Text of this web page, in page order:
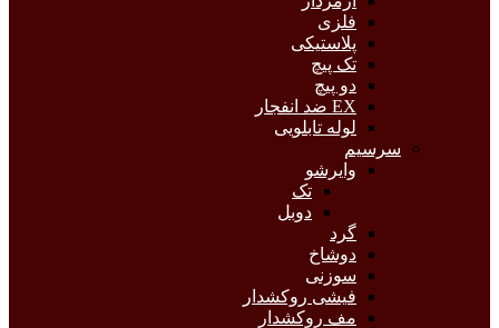
فلزی
پلاستیکی
تک پیچ
دو پیچ
EX ضد انفجار
لوله تابلویی
سرسیم
وایرشو
تک
دوبل
گرد
دوشاخ
سوزنی
فیشی روکشدار
مف روکشدار